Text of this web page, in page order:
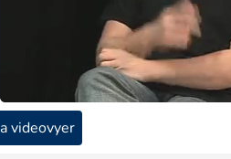
videovyer